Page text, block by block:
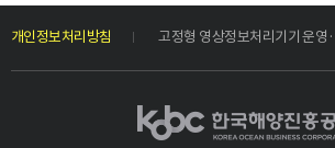
개인정보처리방침 고정형 영상정보처리기기 운영